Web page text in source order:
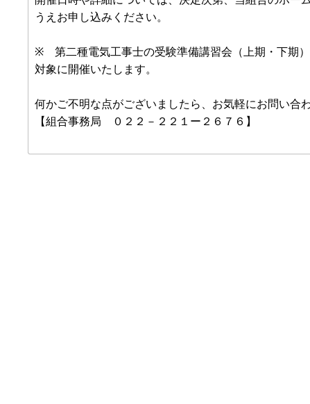
うえお申し込みください。
※ 第二種電気工事士の受験準備講習会（上期・下期
対象に開催いたします。
何かご不明な点がございましたら、お気軽にお問い合
【組合事務局 ０２２－２２１ー２６７６】